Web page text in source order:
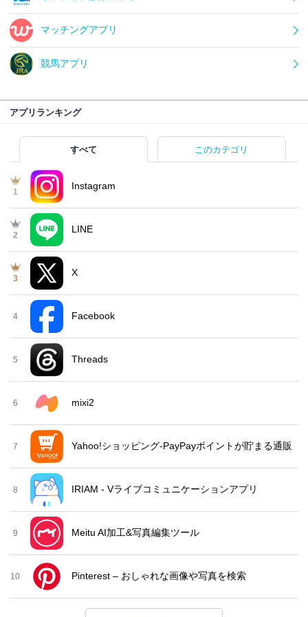
マッチングアプリ
競馬アプリ
アプリランキング
すべて このカテゴリ
1
Instagram
2
LINE
3
X
4 Facebook
5 Threads
6 mixi2
7 Yahoo!ショッピング-PayPayポイントが貯まる通販
8 IRIAM - Vライブコミュニケーションアプリ
9 Meitu AI加工&写真編集ツール
10 Pinterest – おしゃれな画像や写真を検索